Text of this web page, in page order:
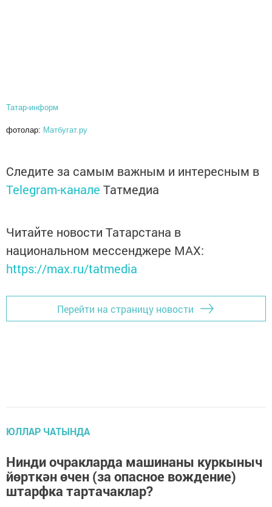
Татар-информ
фотолар: Матбугат.ру
Следите за самым важным и интересным в
Telegram-канале Татмедиа
Читайте новости Татарстана в
национальном мессенджере MАХ:
https://max.ru/tatmedia
Перейти на страницу новости
ЮЛЛАР ЧАТЫНДА
Нинди очракларда машинаны куркыныч
йөрткән өчен (за опасное вождение)
штарфка тартачаклар?